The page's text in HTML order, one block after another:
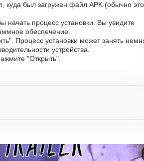
куда был загружен файл APK (обычно это
начать процесс установки. Вы увидите
обеспечение.
Процесс установки может занять
устройства.
"Открыть".